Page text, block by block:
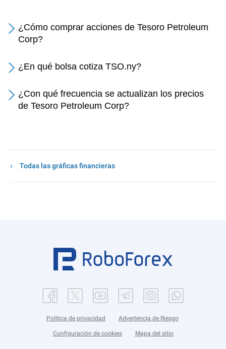
¿Cómo comprar acciones de Tesoro Petroleum
Corp?
¿En qué bolsa cotiza TSO.ny?
¿Con qué frecuencia se actualizan los precios
de Tesoro Petroleum Corp?
Todas las gráficas financieras
Política de privacidad Advertencia de Riesgo
Configuración de cookies Mapa del sitio